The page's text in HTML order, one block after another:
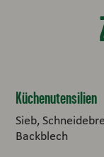
Küchenutensilien
Sieb,
Backblech